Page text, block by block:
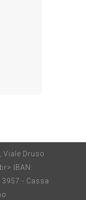
Viale Druso
IBAN:
- Cassa